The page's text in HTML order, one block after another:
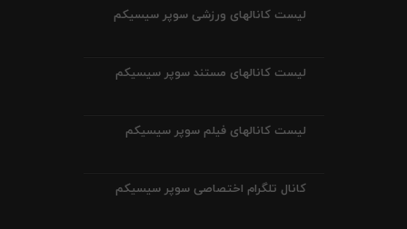
لیست کانالهای ورزشی سوپر سیسیکم
لیست کانالهای مستند سوپر سیسیکم
لیست کانالهای فیلم سوپر سیسیکم
کانال تلگرام اختصاصی سوپر سیسیکم